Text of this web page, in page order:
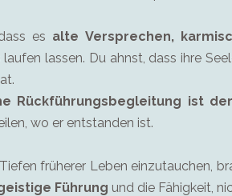
es alte Versprechen,
lassen. Du ahnst, dass ihre
Rückführungsbegleitung ist
wo er entstanden ist.
früherer Leben einzutauchen,
Führung und die Fähigkeit,